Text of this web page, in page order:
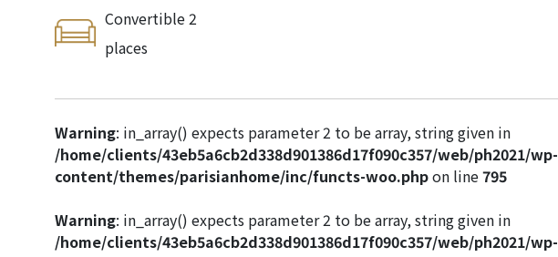
Convertible 2
places
Warning: in_array() expects parameter 2 to be array, string given in
/home/clients/43eb5a6cb2d338d901386d17f090c357/web/ph2021/wp-
content/themes/parisianhome/inc/functs-woo.phpon line795
Warning: in_array() expects parameter 2 to be array, string given in
/home/clients/43eb5a6cb2d338d901386d17f090c357/web/ph2021/wp-